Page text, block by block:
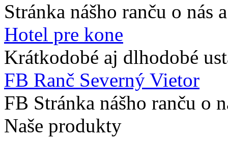
Stránka nášho ranču o nás
Hotel pre kone
Krátkodobé aj dlhodobé
FB Ranč Severný Vietor
FB Stránka nášho ranču o
Naše produkty